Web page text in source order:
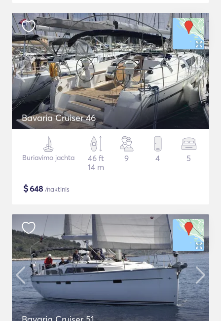
Bavaria Cruiser 46
Buriavimo jachta
46 ft
14 m
9 4 5
$648 /naktinis